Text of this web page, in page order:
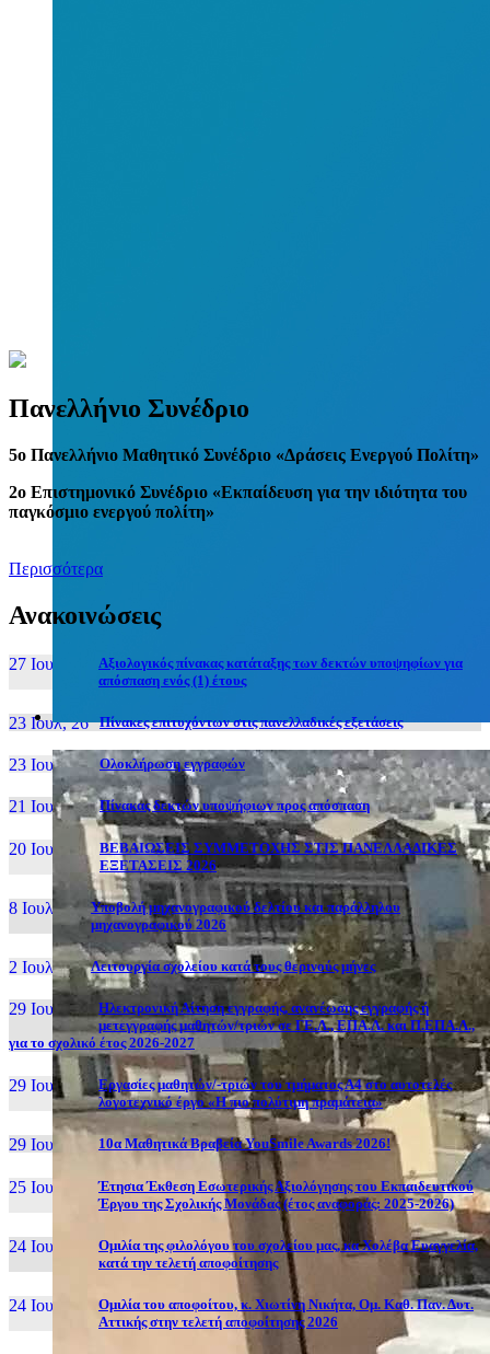
Πανελλήνιο Συνέδριο
5o Πανελλήνιο Μαθητικό Συνέδριο «Δράσεις Ενεργού Πολίτη»
2ο Επιστημονικό Συνέδριο «Εκπαίδευση για την ιδιότητα του
παγκόσμιο ενεργού πολίτη»
Περισσότερα
Ανακοινώσεις
27 Ιουν, 26
Αξιολογικός πίνακας κατάταξης των δεκτών υποψηφίων για
απόσπαση ενός (1) έτους
23 Ιουλ, 26 Πίνακες επιτυχόντων στις πανελλαδικές εξετάσεις
23 Ιουλ, 26 Ολοκλήρωση εγγραφών
21 Ιουλ, 26 Πίνακας δεκτών υποψήφιων προς απόσπαση
20 Ιουλ, 26
ΒΕΒΑΙΩΣΕΙΣ ΣΥΜΜΕΤΟΧΗΣ ΣΤΙΣ ΠΑΝΕΛΛΑΔΙΚΕΣ
ΕΞΕΤΑΣΕΙΣ 2026
8 Ιουλ, 26
Υποβολή μηχανογραφικού δελτίου και παράλληλου
μηχανογραφικού 2026
2 Ιουλ, 26 Λειτουργία σχολείου κατά τους θερινούς μήνες
29 Ιουν, 26
Ηλεκτρονική Αίτηση εγγραφής, ανανέωσης εγγραφής ή
μετεγγραφής μαθητών/τριών σε ΓΕ.Λ., ΕΠΑ.Λ. και Π.ΕΠΑ.Λ.,
για το σχολικό έτος 2026-2027
29 Ιουν, 26
Εργασίες μαθητών/-τριών του τμήματος Α4 στο αυτοτελές
λογοτεχνικό έργο «Η πιο πολύτιμη πραμάτεια»
29 Ιουν, 26 10α Μαθητικά Βραβεία YouSmile Awards 2026!
25 Ιουν, 26
Έτησια Έκθεση Εσωτερικής Αξιολόγησης του Εκπαιδευτικού
Έργου της Σχολικής Μονάδας (έτος αναφοράς: 2025-2026)
24 Ιουν, 26
Ομιλία της φιλολόγου του σχολείου μας, κα Χολέβα Ευαγγελία,
κατά την τελετή αποφοίτησης
24 Ιουν, 26
Ομιλία του αποφοίτου, κ. Χιωτίνη Νικήτα, Ομ. Καθ. Παν. Δυτ.
Αττικής στην τελετή αποφοίτησης 2026